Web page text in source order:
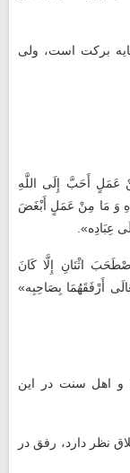
برکت است، ولی
عَمَلٍ أَحَبَّ إِلَى اللَّهِ
وَ مَا مِنْ عَمَلٍ أَبْغَضَ
عِبَادِه‏».
اثْنَانِ إِلَّا كَانَ
أَرْفَقَهُمَا بِصَاحِبِه‏»
و اهل سنت در این
نظر دارد، رفق در